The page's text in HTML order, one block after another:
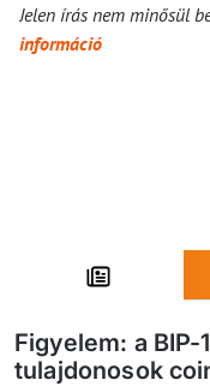
Jelen írás nem minősül
információ
Figyelem: a
tulajdonosok